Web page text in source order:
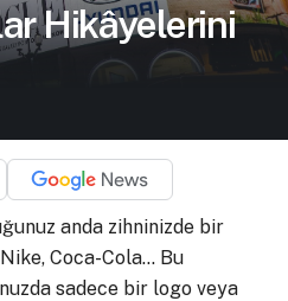
Hikâyelerini
anda zihninizde bir
Coca-Cola… Bu
sadece bir logo veya